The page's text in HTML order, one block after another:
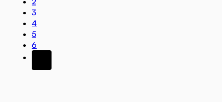
3
4
5
6